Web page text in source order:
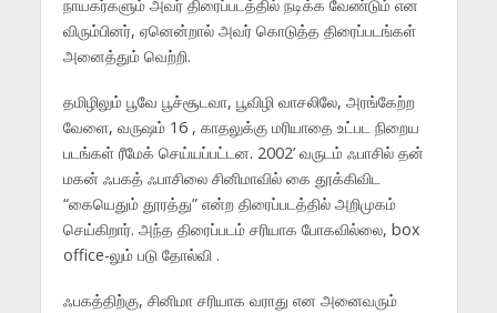
நாயகர்களும் அவர் திரைப்படத்தில் நடிக்க வேண்டும் என
விரும்பினர், ஏனென்றால் அவர் கொடுத்த திரைப்படங்கள்
அனைத்தும் வெற்றி.
தமிழிலும் பூவே பூச்சூடவா, பூவிழி வாசலிலே, அரங்கேற்ற
வேளை, வருஷம் 16 , காதலுக்கு மரியாதை உட்பட நிறைய
படங்கள் ரீமேக் செய்யப்பட்டன. 2002’ வருடம் ஃபாசில் தன்
மகன் ஃபகத் ஃபாசிலை சினிமாவில் கை தூக்கிவிட
“கையெதும் தூரத்து” என்ற திரைப்படத்தில் அறிமுகம்
செய்கிறார். அந்த திரைப்படம் சரியாக போகவில்லை, box
office-லும் படு தோல்வி .
ஃபகத்திற்கு, சினிமா சரியாக வராது என அனைவரும்